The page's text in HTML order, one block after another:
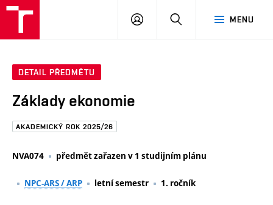
Brno
MENU
PŘIHLÁSIT
DETAIL PŘEDMĚTU
Základy ekonomie
AKADEMICKÝ ROK 2025/26
NVA074 předmět zařazen v 1 studijním plánu
NPC-ARS / ARP letní semestr 1. ročník